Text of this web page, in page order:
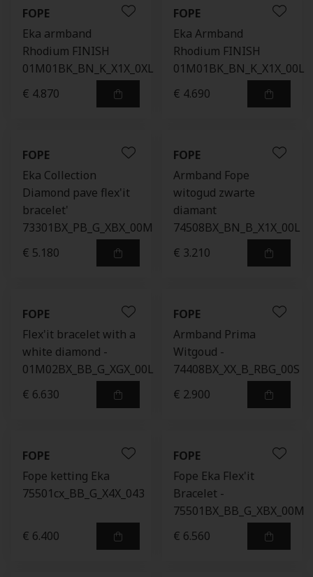
FOPE
Eka armband
Rhodium FINISH
01M01BK_BN_K_X1X_0XL
€ 4.870
FOPE
Eka Armband
Rhodium FINISH
01M01BK_BN_K_X1X_00L
€ 4.690
FOPE
Eka Collection
Diamond pave flex'it
bracelet'
73301BX_PB_G_XBX_00M
€ 5.180
FOPE
Armband Fope
witogud zwarte
diamant
74508BX_BN_B_X1X_00L
€ 3.210
FOPE
Flex'it bracelet with a
white diamond -
01M02BX_BB_G_XGX_00L
€ 6.630
FOPE
Armband Prima
Witgoud -
74408BX_XX_B_RBG_00S
€ 2.900
FOPE
Fope ketting Eka
75501cx_BB_G_X4X_043
€ 6.400
FOPE
Fope Eka Flex'it
Bracelet -
75501BX_BB_G_XBX_00M
€ 6.560